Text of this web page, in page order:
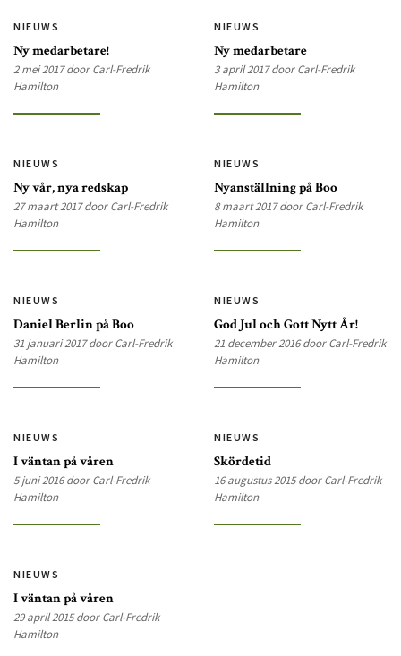
NIEUWS
Ny medarbetare!
2 mei 2017 door Carl-Fredrik
Hamilton
NIEUWS
Ny medarbetare
3 april 2017 door Carl-Fredrik
Hamilton
NIEUWS
Ny vår, nya redskap
27 maart 2017 door Carl-Fredrik
Hamilton
NIEUWS
Nyanställning på Boo
8 maart 2017 door Carl-Fredrik
Hamilton
NIEUWS
Daniel Berlin på Boo
31 januari 2017 door Carl-Fredrik
Hamilton
NIEUWS
God Jul och Gott Nytt År!
21 december 2016 door Carl-Fredrik
Hamilton
NIEUWS
I väntan på våren
5 juni 2016 door Carl-Fredrik
Hamilton
NIEUWS
Skördetid
16 augustus 2015 door Carl-Fredrik
Hamilton
NIEUWS
I väntan på våren
29 april 2015 door Carl-Fredrik
Hamilton